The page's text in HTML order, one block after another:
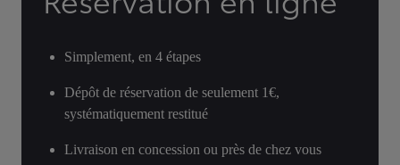
Simplement, en 4 étapes
Dépôt de réservation de seulement 1€,
systématiquement restitué
Livraison en concession ou près de chez vous